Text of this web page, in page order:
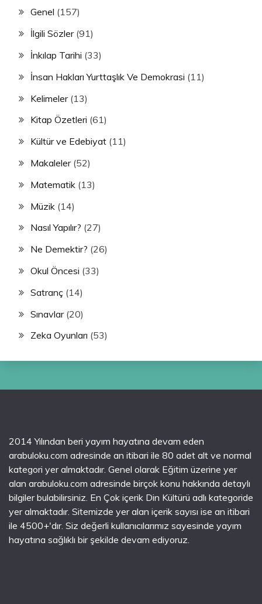
Genel (157)
İlgili Sözler(91)
İnkılap Tarihi (33)
İnsan Hakları Yurttaşlık Ve Demokrasi (11)
Kelimeler(13)
Kitap Özetleri (61)
Kültür ve Edebiyat (11)
Makaleler(52)
Matematik (13)
Müzik (14)
Nasıl Yapılır? (27)
Ne Demektir? (26)
Okul Öncesi (33)
Satranç (14)
Sınavlar(20)
Zeka Oyunları (53)
2014 Yılından beri yayım hayatına devam eden
arabuloku.com adresinde an itibari ile 80 adet alt ve normal
kategori yer almaktadır. Genel olarak Eğitim üzerine yer
alan arabuloku.com adresinde birçok konu hakkında detaylı
bilgiler bulabilirsiniz. En Çok içerik Din Kültürü adlı kategoride
yer almaktadır. Sitemizde yer alan içerik sayısı ise an itibari
ile 4500+'dır. Siz değerli kullanıcılarımız sayesinde yayım
hayatına sağlıklı bir şekilde devam ediyoruz.